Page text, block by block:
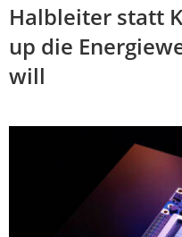
Halbleiter statt
up die
will